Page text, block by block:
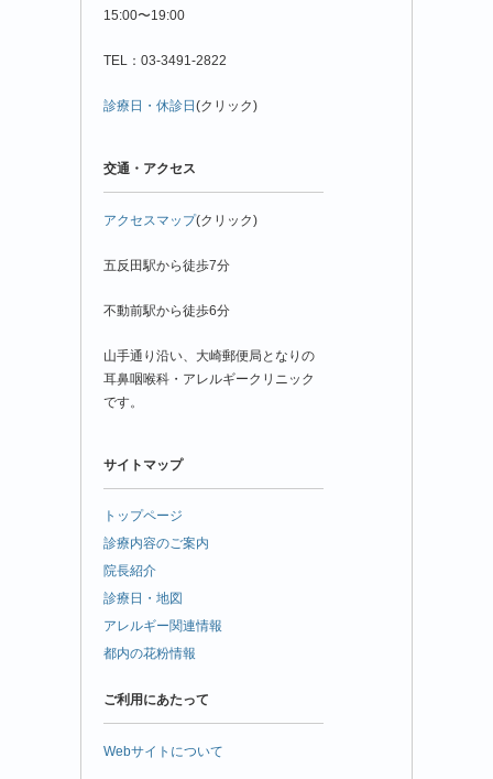
15:00〜19:00
TEL：03-3491-2822
診療日・休診日(クリック)
交通・アクセス
アクセスマップ(クリック)
五反田駅から徒歩7分
不動前駅から徒歩6分
山手通り沿い、大崎郵便局となりの
耳鼻咽喉科・アレルギークリニック
です。
サイトマップ
トップページ
診療内容のご案内
院長紹介
診療日・地図
アレルギー関連情報
都内の花粉情報
ご利用にあたって
Webサイトについて